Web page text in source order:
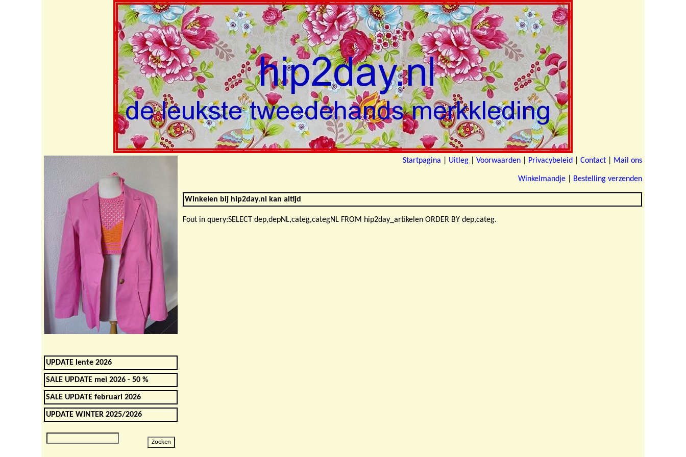
UPDATE lente 2026
SALE UPDATE mei 2026 - 50 %
SALE UPDATE februari 2026
UPDATE WINTER 2025/2026
Startpagina Uitleg Voorwaarden Privacybeleid Contact Mail ons
Winkelmandje Bestelling verzenden
Winkelen bij hip2day.nl kan altijd
Fout in query:SELECT dep,depNL,categ,categNL FROM hip2day_artikelen ORDER BY dep,categ.